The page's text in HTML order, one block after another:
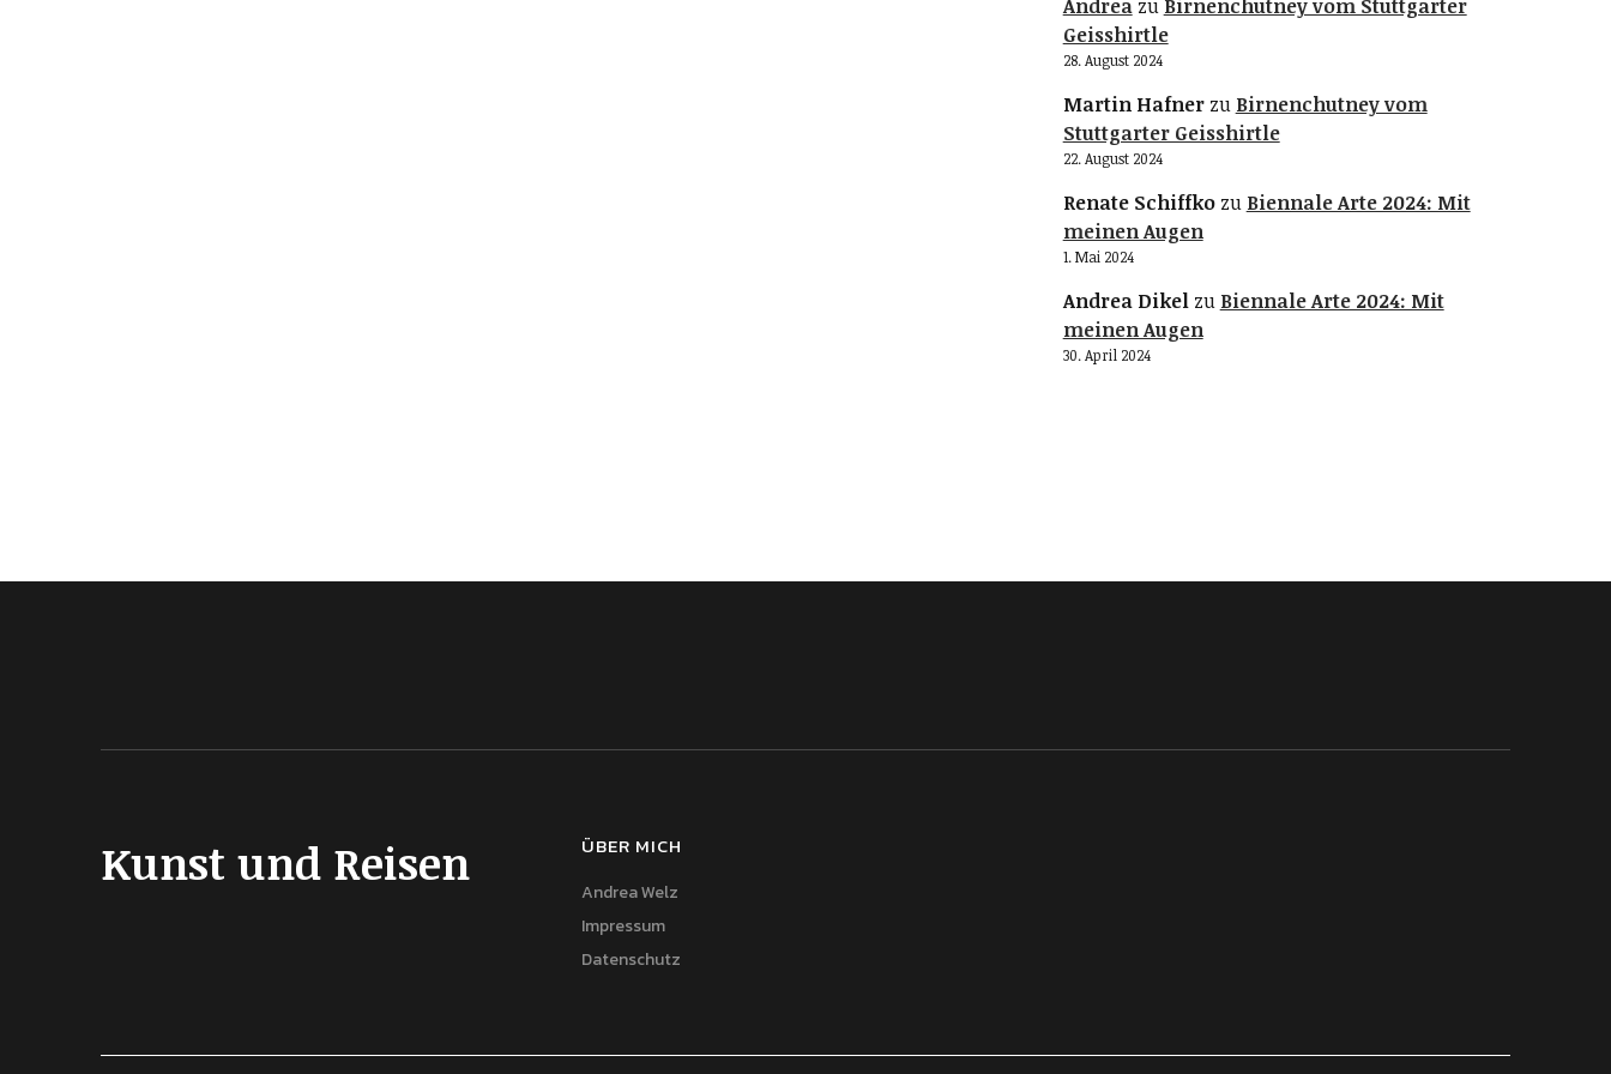
Andreazu Birnenchutney vom Stuttgarter
Geisshirtle
28. August 2024
Martin Hafnerzu Birnenchutney vom
Stuttgarter Geisshirtle
22. August 2024
Renate Schiffkozu Biennale Arte 2024: Mit
meinen Augen
1. Mai 2024
Andrea Dikelzu Biennale Arte 2024: Mit
meinen Augen
30. April 2024
Kunst und Reisen ÜBER MICH
Andrea Welz
Impressum
Datenschutz